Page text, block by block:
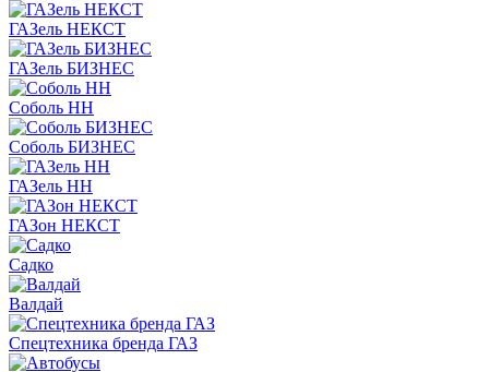
ГАЗель НЕКСТ
ГАЗель БИЗНЕС
Соболь НН
Соболь БИЗНЕС
ГАЗель НН
ГАЗон НЕКСТ
Садко
Валдай
Спецтехника бренда ГАЗ